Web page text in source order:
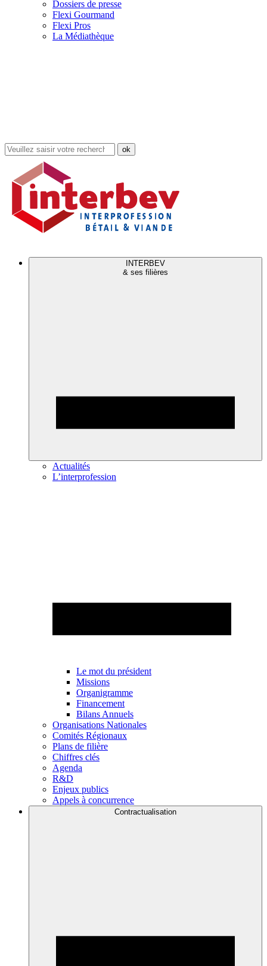
Dossiers de presse
Flexi Gourmand
Flexi Pros
La Médiathèque
Rechercher
dans
site
INTERBEV
& ses filières
Actualités
L’interprofession
Le mot du président
Missions
Organigramme
Financement
Bilans Annuels
Organisations Nationales
Comités Régionaux
Plans de filière
Chiffres clés
Agenda
R&D
Enjeux publics
Appels à concurrence
Contractualisation